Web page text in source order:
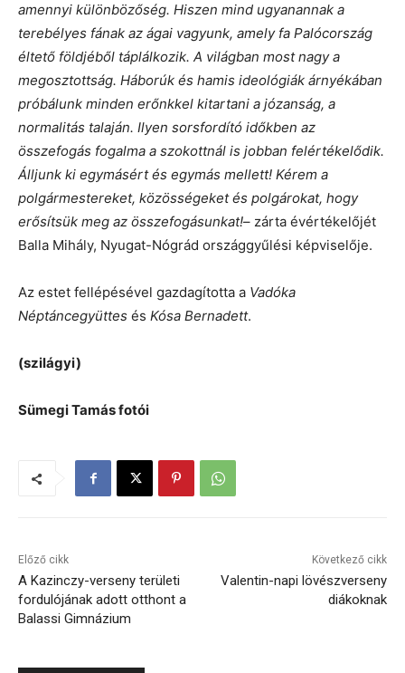
amennyi különbözőség. Hiszen mind ugyanannak a
terebélyes fának az ágai vagyunk, amely fa Palócország
éltető földjéből táplálkozik. A világban most nagy a
megosztottság. Háborúk és hamis ideológiák árnyékában
próbálunk minden erőnkkel kitartani a józanság, a
normalitás talaján. Ilyen sorsfordító időkben az
összefogás fogalma a szokottnál is jobban felértékelődik.
Álljunk ki egymásért és egymás mellett! Kérem a
polgármestereket, közösségeket és polgárokat, hogy
erősítsük meg az összefogásunkat!– zárta évértékelőjét
Balla Mihály, Nyugat-Nógrád országgyűlési képviselője.
Az estet fellépésével gazdagította a Vadóka
Néptáncegyüttes és Kósa Bernadett.
(szilágyi)
Sümegi Tamás fotói
Előző cikk
A Kazinczy-verseny területi
fordulójának adott otthont a
Balassi Gimnázium
Következő cikk
Valentin-napi lövészverseny
diákoknak